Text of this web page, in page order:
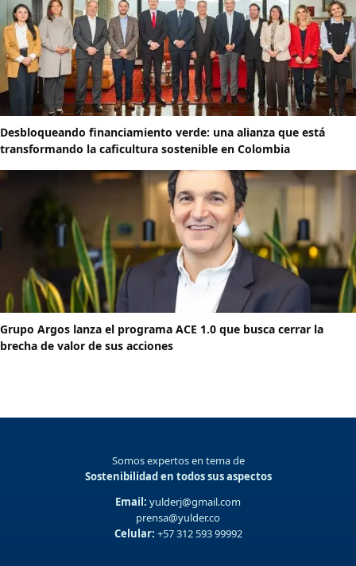
Desbloqueando financiamiento verde: una alianza que está
transformando la caficultura sostenible en Colombia
Grupo Argos lanza el programa ACE 1.0 que busca cerrar la
brecha de valor de sus acciones
Somos expertos en tema de
Sostenibilidad en todos sus aspectos
Email: yulderj@gmail.com
prensa@yulder.co
Celular: +57 312 593 99992